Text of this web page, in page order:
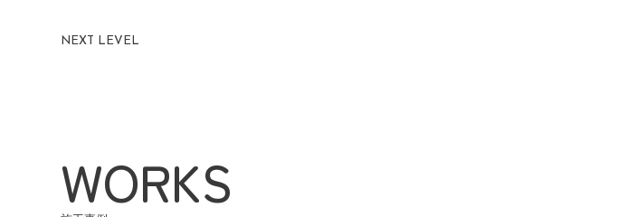
NEXT LEVEL
WORKS